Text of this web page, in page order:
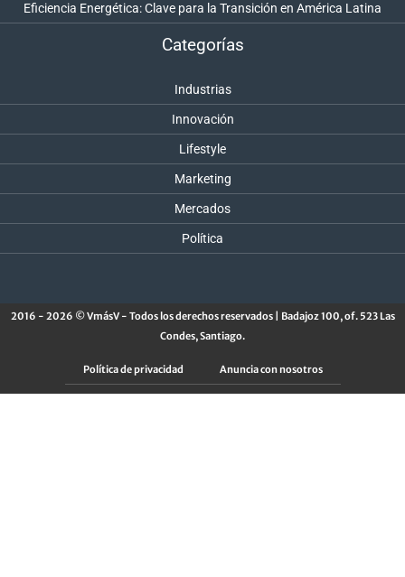
Eficiencia Energética: Clave para la Transición en América Latina
Categorías
Industrias
Innovación
Lifestyle
Marketing
Mercados
Política
2016 - 2026 © VmásV - Todos los derechos reservados | Badajoz 100, of. 523 Las
Condes, Santiago.
Política de privacidad Anuncia con nosotros